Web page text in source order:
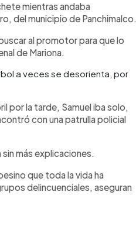
mientras andaba
del municipio de Panchimalco.
al promotor para que lo
de Mariona.
a veces se desorienta, por
por la tarde, Samuel iba solo,
con una patrulla policial
más explicaciones.
que toda la vida ha
delincuenciales, aseguran